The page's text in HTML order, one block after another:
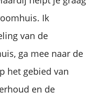
Ik
van de
ga mee naar de
het gebied van
en de